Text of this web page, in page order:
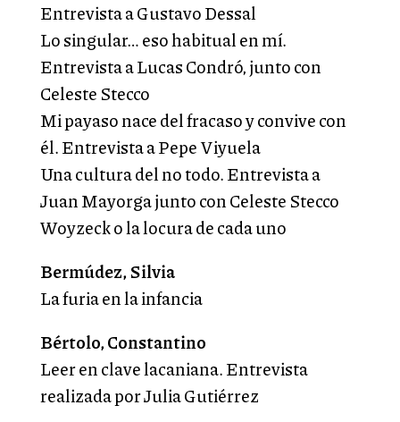
Entrevista a Gustavo Dessal
Lo singular… eso habitual en mí.
Entrevista a Lucas Condró, junto con
Celeste Stecco
Mi payaso nace del fracaso y convive con
él. Entrevista a Pepe Viyuela
Una cultura del no todo. Entrevista a
Juan Mayorga junto con Celeste Stecco
Woyzeck o la locura de cada uno
Bermúdez, Silvia
La furia en la infancia
Bértolo, Constantino
Leer en clave lacaniana. Entrevista
realizada por Julia Gutiérrez